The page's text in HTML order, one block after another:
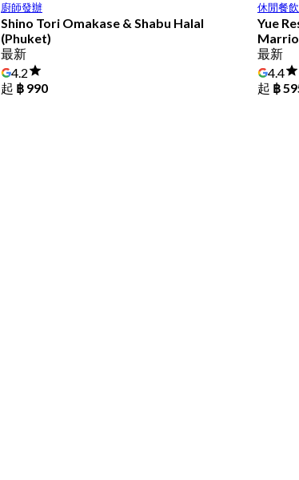
廚師發辦
Shino Tori Omakase & Shabu Halal
(Phuket)
最新
4.2
起 ฿ 990
休閒餐飲
Yue
最新
4.4
起 ฿